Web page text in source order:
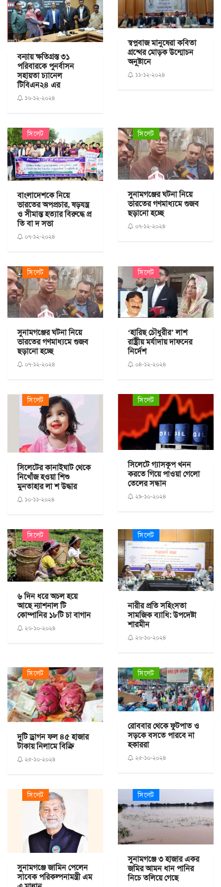
বন্যায় ক্ষতিগ্রস্ত ৩১
পরিবারকে পুনর্বাসন
সহায়তা চ্যানেল
টিবিএন২৪ এর
১৬-১২-২০২৪
স্বপ্নবাজ মানুষেরা কবিতা
গ্রন্থের মোড়ক উন্মোচন
অনু্ষ্টানে
১১-১২-২০২৪
সিলেট
বাংলাদেশকে নিয়ে
ভারতের অপপ্রচার, ষড়যন্ত্র
ও সীমান্ত হত্যার বিরুদ্ধে প্র
তি বা দ সভা
০৭-১২-২০২৪
সিলেট
সুনামগঞ্জের ঘটনা নিয়ে
ভারতের গণমাধ্যমে গুজব
ছড়ানো হচ্ছে
০৭-১২-২০২৪
সিলেট
সুনামগঞ্জের ঘটনা নিয়ে
ভারতের গণমাধ্যমে গুজব
ছড়ানো হচ্ছে
০৭-১২-২০২৪
সিলেট
‘হারিছ চৌধুরীর’ লাশ
রাষ্ট্রীয় মর্যাদায় দাফনের
নির্দেশ
০৪-১২-২০২৪
সিলেট
সিলেটের কানাইঘাট থেকে
নিখোঁজ হওয়া শিশু
মুনতাহার লা শ উদ্ধার
১০-১১-২০২৪
সিলেট
সিলেটে গ্যাসকূপ খনন
করতে গিয়ে পাওয়া গেলো
তেলের সন্ধান
২৯-১০-২০২৪
সিলেট
৬ দিন ধরে অচল হয়ে
আছে ন্যাশনাল টি
কোম্পানির ১৮টি চা বাগান
২৬-১০-২০২৪
সিলেট
নারীর প্রতি সহিংসতা
সামজিক ব্যাধি: উপদেষ্টা
শারমীন
২৬-১০-২০২৪
সিলেট
দুটি ড্রাগন ফল ৪৫ হাজার
টাকায় নিলামে বিক্রি
২৫-১০-২০২৪
সিলেট
রোববার থেকে ফুটপাত ও
সড়কে বসতে পারবে না
হকাররা
২৫-১০-২০২৪
সিলেট
সুনামগঞ্জে জামিন পেলেন
সাবেক পরিকল্পনামন্ত্রী এম
সিলেট
সুনামগঞ্জে ৩ হাজার একর
জমির আমন ধান পানির
নিচে তলিয়ে গেছে